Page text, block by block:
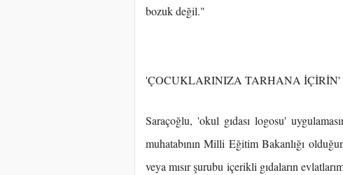
bozuk değil."
'ÇOCUKLARINIZA TARHANA İÇİRİN'
Saraçoğlu, 'okul gıdası logosu'
muhatabının Milli Eğitim Bakanlığı
veya mısır şurubu içerikli gıdaların